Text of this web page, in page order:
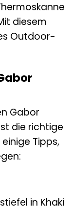
diesem
Outdoor-
Gabor
die richtige
Tipps,
in Khaki